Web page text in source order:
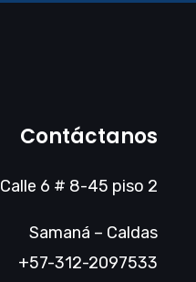
Contáctanos
Calle 6 # 8-45 piso 2
Samaná – Caldas
+57-312-2097533